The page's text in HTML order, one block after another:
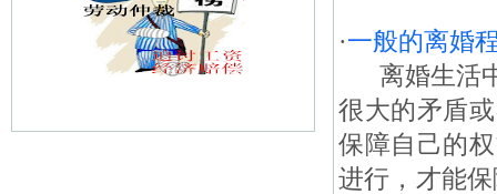
·一般的离婚
离婚生活中
很大的矛盾
保障自己的
进行，才能